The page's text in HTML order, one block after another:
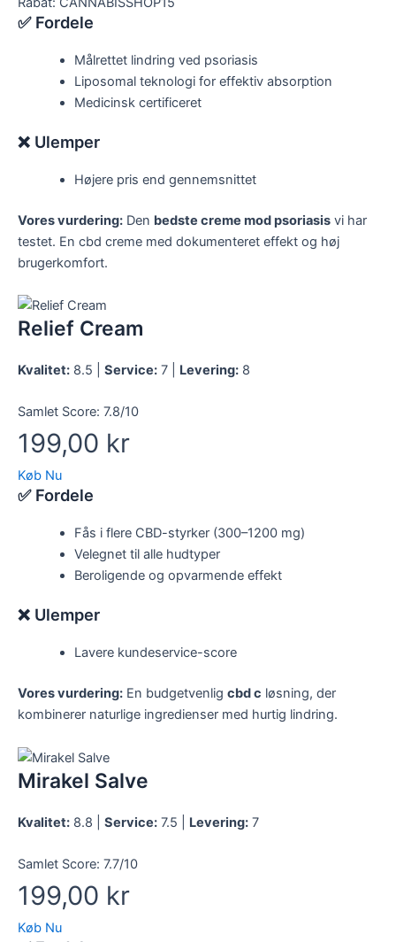
✅ Fordele
Målrettet lindring ved psoriasis
Liposomal teknologi for effektiv absorption
Medicinsk certificeret
❌ Ulemper
Højere pris end gennemsnittet
Vores vurdering: Den bedste creme mod psoriasis vi har
testet. En cbd creme med dokumenteret effekt og høj
brugerkomfort.
Relief Cream
Kvalitet: 8.5 | Service: 7 | Levering: 8
Samlet Score: 7.8/10
199,00 kr
Køb Nu
✅ Fordele
Fås i flere CBD-styrker (300–1200 mg)
Velegnet til alle hudtyper
Beroligende og opvarmende effekt
❌ Ulemper
Lavere kundeservice-score
Vores vurdering: En budgetvenlig cbd c løsning, der
kombinerer naturlige ingredienser med hurtig lindring.
Mirakel Salve
Kvalitet: 8.8 | Service: 7.5 | Levering: 7
Samlet Score: 7.7/10
199,00 kr
Køb Nu